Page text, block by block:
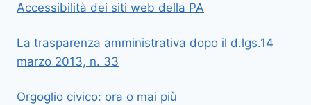
Accessibilità dei siti web della PA
La trasparenza amministrativa dopo il d.lgs.14
marzo 2013, n. 33
Orgoglio civico: ora o mai più